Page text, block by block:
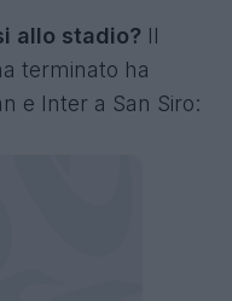
allo stadio? Il
terminato ha
e Inter a San Siro: